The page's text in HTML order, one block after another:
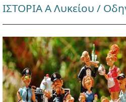
ΙΣΤΟΡΙΑ Α Λυκείου /